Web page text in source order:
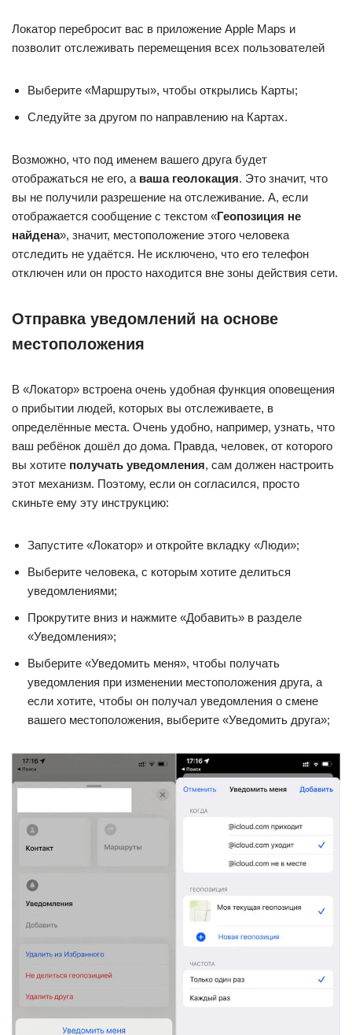
Локатор перебросит вас в приложение Apple Maps и
позволит отслеживать перемещения всех пользователей
Выберите «Маршруты», чтобы открылись Карты;
Следуйте за другом по направлению на Картах.
Возможно, что под именем вашего друга будет
отображаться не его, а ваша геолокация. Это значит, что
вы не получили разрешение на отслеживание. А, если
отображается сообщение с текстом «Геопозиция не
найдена», значит, местоположение этого человека
отследить не удаётся. Не исключено, что его телефон
отключен или он просто находится вне зоны действия сети.
Отправка уведомлений на основе
местоположения
В «Локатор» встроена очень удобная функция оповещения
о прибытии людей, которых вы отслеживаете, в
определённые места. Очень удобно, например, узнать, что
ваш ребёнок дошёл до дома. Правда, человек, от которого
вы хотите получать уведомления, сам должен настроить
этот механизм. Поэтому, если он согласился, просто
скиньте ему эту инструкцию:
Запустите «Локатор» и откройте вкладку «Люди»;
Выберите человека, с которым хотите делиться
уведомлениями;
Прокрутите вниз и нажмите «Добавить» в разделе
«Уведомления»;
Выберите «Уведомить меня», чтобы получать
уведомления при изменении местоположения друга, а
если хотите, чтобы он получал уведомления о смене
вашего местоположения, выберите «Уведомить друга»;